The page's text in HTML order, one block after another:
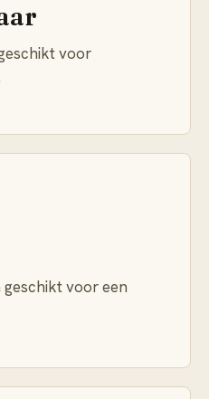
voor
voor een